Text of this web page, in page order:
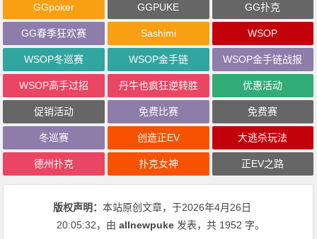
GGpoker GGPUKE GG扑克
GG春季狂欢赛 Sashimi WSOP
WSOP冬巡赛 WSOP金手链 WSOP金手链战报
WSOP高手过招 丹牛也疯狂逆转胜 优惠活动
促销活动 免费比赛 免费赛
冬巡赛 创造正EV 大逃杀玩法
德州扑克 扑克女神 正EV之路
版权声明：本站原创文章，于2026年4月26日
20:05:32，由allnewpuke 发表，共 1952 字。